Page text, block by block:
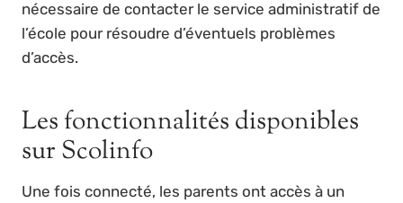
nécessaire de contacter le service administratif de
l’école pour résoudre d’éventuels problèmes
d’accès.
Les fonctionnalités disponibles
sur Scolinfo
Une fois connecté, les parents ont accès à un